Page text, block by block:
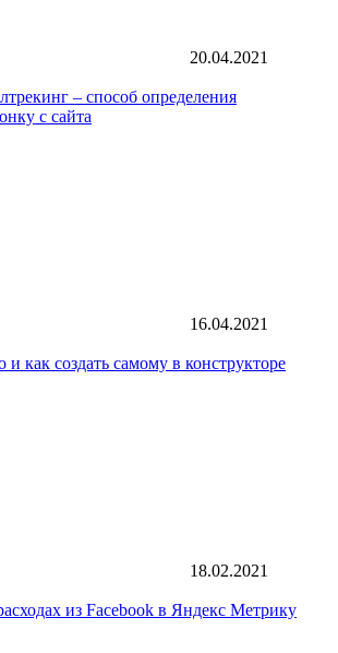
20.04.2021
– способ определения
с сайта
16.04.2021
и как создать самому в конструкторе
18.02.2021
из Facebook в Яндекс Метрику